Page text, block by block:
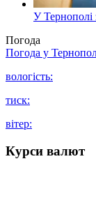
У Тернополі
Погода
Погода у
вологість:
тиск:
вітер:
Курси валют